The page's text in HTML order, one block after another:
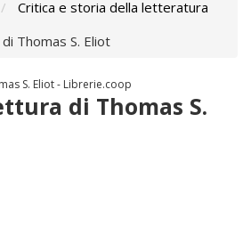
Critica e storia della letteratura
Thomas S. Eliot
di Thomas S.